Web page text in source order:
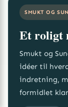
SMUKT OG
Et roligt
Smukt og
idéer til
indretning,
formidlet